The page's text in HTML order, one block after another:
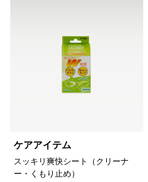
ケアアイテム
スッキリ爽快シート（クリーナ
ー・くもり止め）